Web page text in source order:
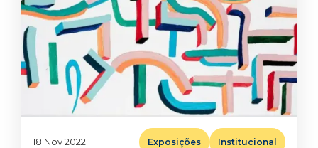
18 Nov 2022 Exposições Institucional